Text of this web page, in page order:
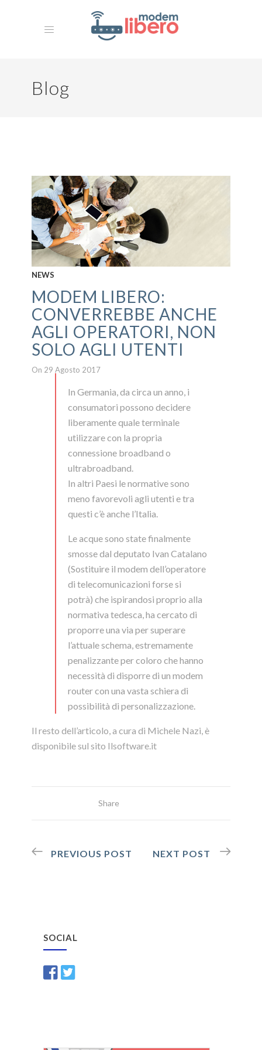
ARCHIVIO
CONTATTI
Blog
NEWS
MODEM LIBERO:
CONVERREBBE ANCHE
AGLI OPERATORI, NON
SOLO AGLI UTENTI
On 29 Agosto 2017
In Germania, da circa un anno, i
consumatori possono decidere
liberamente quale terminale
utilizzare con la propria
connessione broadband o
ultrabroadband.
In altri Paesi le normative sono
meno favorevoli agli utenti e tra
questi c’è anche l’Italia.
Le acque sono state finalmente
smosse dal deputato Ivan Catalano
(Sostituire il modem dell’operatore
di telecomunicazioni forse si
potrà) che ispirandosi proprio alla
normativa tedesca, ha cercato di
proporre una via per superare
l’attuale schema, estremamente
penalizzante per coloro che hanno
necessità di disporre di un modem
router con una vasta schiera di
possibilità di personalizzazione.
Il resto dell’articolo, a cura di Michele Nazi, è
disponibile sul sito Ilsoftware.it
Share
PREVIOUS POST NEXT POST
SOCIAL